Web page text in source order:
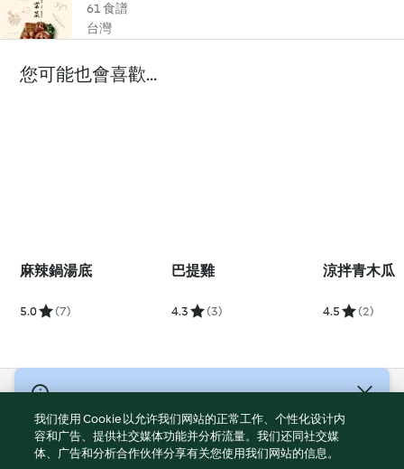
61 食譜
台灣
您可能也會喜歡...
麻辣鍋湯底
5.0 (7)
巴提雞
4.3 (3)
涼拌青木瓜
4.5 (2)
服務條款
隱私權政策
我们使用 Cookie 以允许我们网站的正常工作、个性化设计内
容和广告、提供社交媒体功能并分析流量。我们还同社交媒
体、广告和分析合作伙伴分享有关您使用我们网站的信息。